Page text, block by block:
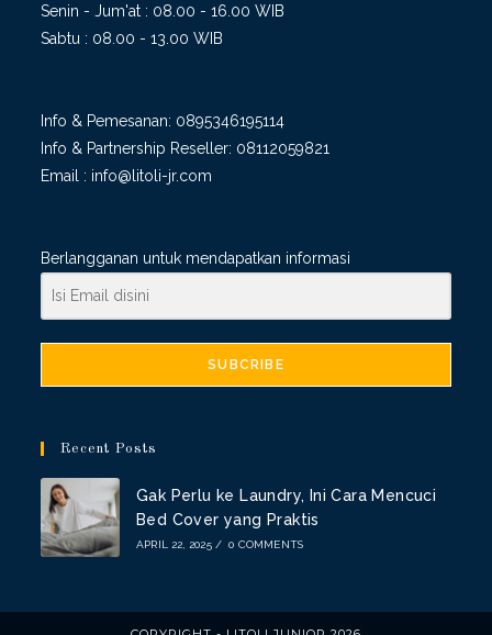
Senin - Jum'at : 08.00 - 16.00 WIB
Sabtu : 08.00 - 13.00 WIB
Info & Pemesanan: 0895346195114
Info & Partnership Reseller: 08112059821
Email : info@litoli-jr.com
Berlangganan untuk mendapatkan informasi
SUBCRIBE
Recent Posts
Gak Perlu ke Laundry, Ini Cara Mencuci
Bed Cover yang Praktis
APRIL 22, 2025 / 0 COMMENTS